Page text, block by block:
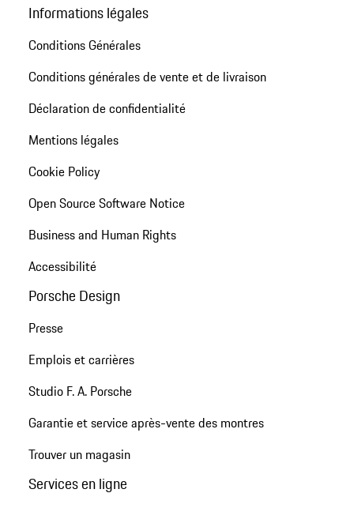
Informations légales
Conditions Générales
Conditions générales de vente et de livraison
Déclaration de confidentialité
Mentions légales
Cookie Policy
Open Source Software Notice
Business and Human Rights
Accessibilité
Porsche Design
Presse
Emplois et carrières
Studio F. A. Porsche
Garantie et service après-vente des montres
Trouver un magasin
Services en ligne